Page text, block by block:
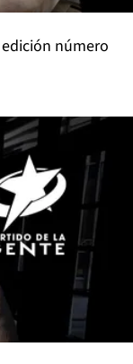
edición número